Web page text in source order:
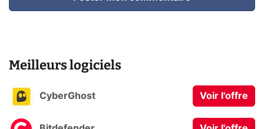
Meilleurs logiciels
CyberGhost Voir l'offre